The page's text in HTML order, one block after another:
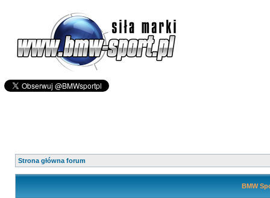
Strona główna forum
BMW